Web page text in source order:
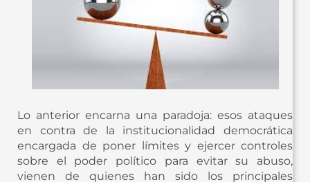
Lo anterior encarna una paradoja: esos ataques
en contra de la institucionalidad democrática
encargada de poner límites y ejercer controles
sobre el poder político para evitar su abuso,
vienen de quienes han sido los principales